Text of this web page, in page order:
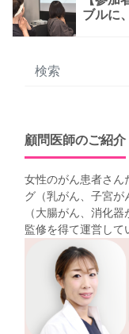
ブルに
顧問医師のご紹介
女性のがん患者さん
グ（乳がん、子宮が
（大腸がん、消化器
監修を得て運営して